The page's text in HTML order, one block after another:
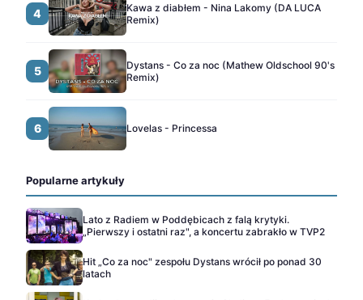
4
Kawa z diabłem - Nina Lakomy (DA LUCA
Remix)
5
Dystans - Co za noc (Mathew Oldschool 90's
Remix)
6 Lovelas - Princessa
Popularne artykuły
Lato z Radiem w Poddębicach z falą krytyki.
„Pierwszy i ostatni raz", a koncertu zabrakło w TVP2
Hit „Co za noc" zespołu Dystans wrócił po ponad 30
latach